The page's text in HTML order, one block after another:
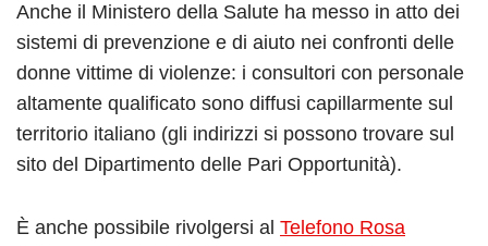
Anche il Ministero della Salute ha messo in atto dei
sistemi di prevenzione e di aiuto nei confronti delle
donne vittime di violenze: i consultori con personale
altamente qualificato sono diffusi capillarmente sul
territorio italiano (gli indirizzi si possono trovare sul
sito del Dipartimento delle Pari Opportunità).
È anche possibile rivolgersi al Telefono Rosa